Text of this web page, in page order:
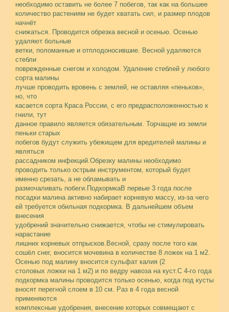
необходимо оставить не более 7 побегов, так как на большее
количество растениям не будет хватать сил, и размер плодов
начнёт
снижаться. Проводится обрезка весной и осенью. Осенью
удаляют больные
ветки, поломанные и отплодоносившие. Весной удаляются
стебли
поврежденные снегом и холодом. Удаление стеблей у любого
сорта малины
лучше проводить вровень с землей, не оставляя «пеньков»,
но, что
касается сорта Краса России, с его предрасположенностью к
гнили, тут
данное правило является обязательным. Торчащие из земли
пеньки старых
побегов будут служить убежищем для вредителей малины и
являться
рассадником инфекций.Обрезку малины необходимо
проводить только острым инструментом, который будет
именно срезать, а не обламывать и
размочаливать побеги. ПодкормкаВ первые 3 года после
посадки малина активно набирает корневую массу, из-за чего
ей требуется обильная подкормка. В дальнейшем объем
внесения
удобрений значительно снижается, чтобы не стимулировать
нарастание
лишних корневых отпрысков.Весной, сразу после того как
сошёл снег, вносится мочевина в количестве 8 ложек на 1 м2.
Осенью под малину вносится сульфат калия (2
столовых ложки на 1 м2) и по ведру навоза на куст.С 4-го года
подкормка малины проводится только осенью, когда под кусты
вносят перегной слоем в 10 см. Раз в 4 года весной
применяются
комплексные удобрения, внесение которых совмещают с